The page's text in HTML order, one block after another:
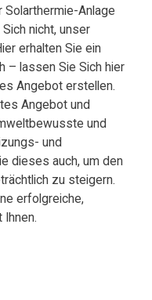
Solarthermie-Anlage
nicht, unser
erhalten Sie ein
– lassen Sie Sich hier
Angebot erstellen.
Angebot und
und
und
dieses auch, um den
zu steigern.
erfolgreiche,